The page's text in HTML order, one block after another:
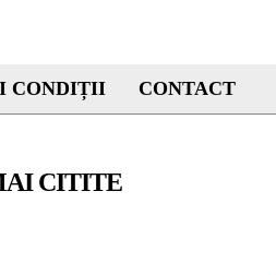
CONDIȚII CONTACT
CITITE